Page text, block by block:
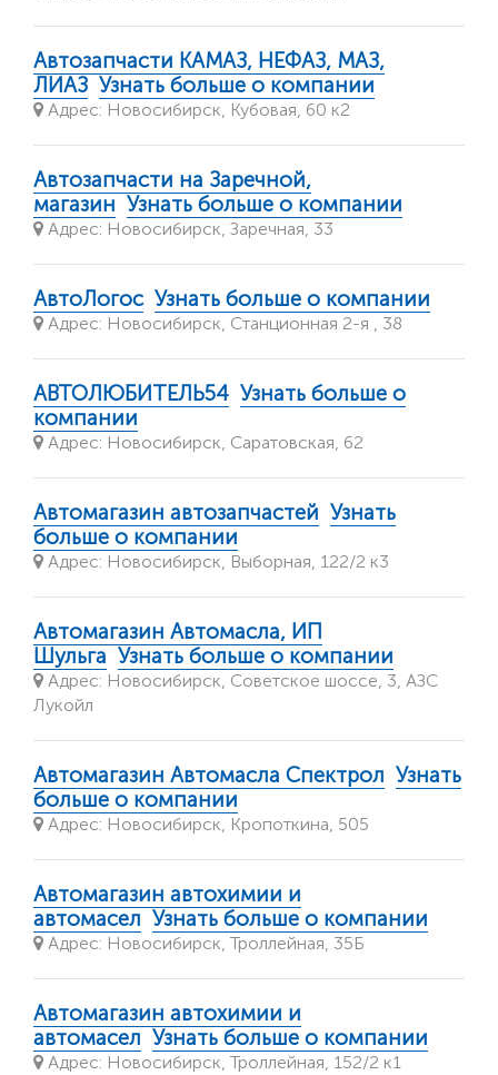
Автозапчасти КАМАЗ, НЕФАЗ, МАЗ,
ЛИАЗ Узнать больше о компании
Адрес: Новосибирск, Кубовая, 60 к2
Автозапчасти на Заречной,
магазин Узнать больше о компании
Адрес: Новосибирск, Заречная, 33
АвтоЛогос Узнать больше о компании
Адрес: Новосибирск, Станционная 2-я , 38
АВТОЛЮБИТЕЛЬ54 Узнать больше о
компании
Адрес: Новосибирск, Саратовская, 62
Автомагазин автозапчастей Узнать
больше о компании
Адрес: Новосибирск, Выборная, 122/2 к3
Автомагазин Автомасла, ИП
Шульга Узнать больше о компании
Адрес: Новосибирск, Советское шоссе, 3, АЗС
Лукойл
Автомагазин Автомасла Спектрол Узнать
больше о компании
Адрес: Новосибирск, Кропоткина, 505
Автомагазин автохимии и
автомасел Узнать больше о компании
Адрес: Новосибирск, Троллейная, 35Б
Автомагазин автохимии и
автомасел Узнать больше о компании
Адрес: Новосибирск, Троллейная, 152/2 к1